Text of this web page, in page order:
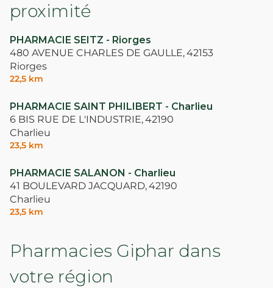
proximité
PHARMACIE SEITZ - Riorges
480 AVENUE CHARLES DE GAULLE,42153
Riorges
22,5 km
PHARMACIE SAINT PHILIBERT - Charlieu
6 BIS RUE DE L'INDUSTRIE,42190
Charlieu
23,5 km
PHARMACIE SALANON - Charlieu
41 BOULEVARD JACQUARD,42190
Charlieu
23,5 km
Pharmacies Giphar dans
votre région